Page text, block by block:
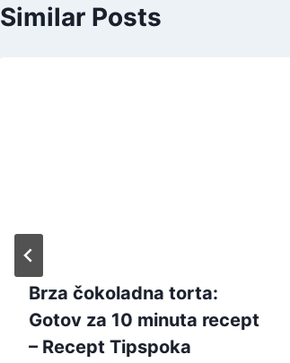
Similar Posts
Brza čokoladna torta:
Gotov za 10 minuta recept
– Recept Tipspoka